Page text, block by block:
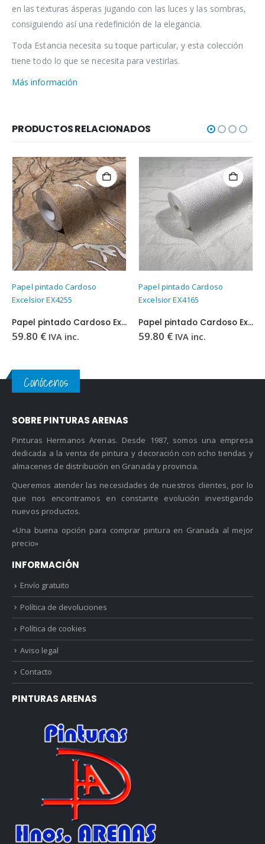
en las texturas ásperas jugando con las luces y las sombras,
consiguiendo así una redefinición de la elegancia.
Toda Estancia necesita su toque particular, y esta colección
tiene todo lo que se necesita para vestirlas.
Más información
PRODUCTOS RELACIONADOS
Papel pintado Cardoso
Excelsior EX4255
Papel pintado Cardoso Excelsior EX4255
59.80 € IVA inc.
Papel pintado Cardoso
Excelsior EX4165
Papel pintado Cardoso Excelsior EX4165
59.80 € IVA inc.
Conócenos
SOBRE PINTURAS ARENAS
Pinturas Hermanos Arenas. Desde 1987, somos una empresa
dedicada a la venta de pintura y decoración con ocho tiendas y
almacenes de distribución en Granada y provincia.
Queremos atender las necesidades de nuestros clientes, por lo
que nos encontramos en constante evolución investigando
nuevos productos.
«Una buena opción para comprar pintura en Granada al mejor
precio»
INFORMACIÓN
Envío gratuito
Política de devoluciones
Política de cookies
Aviso legal
Contacto
PINTURAS ARENAS